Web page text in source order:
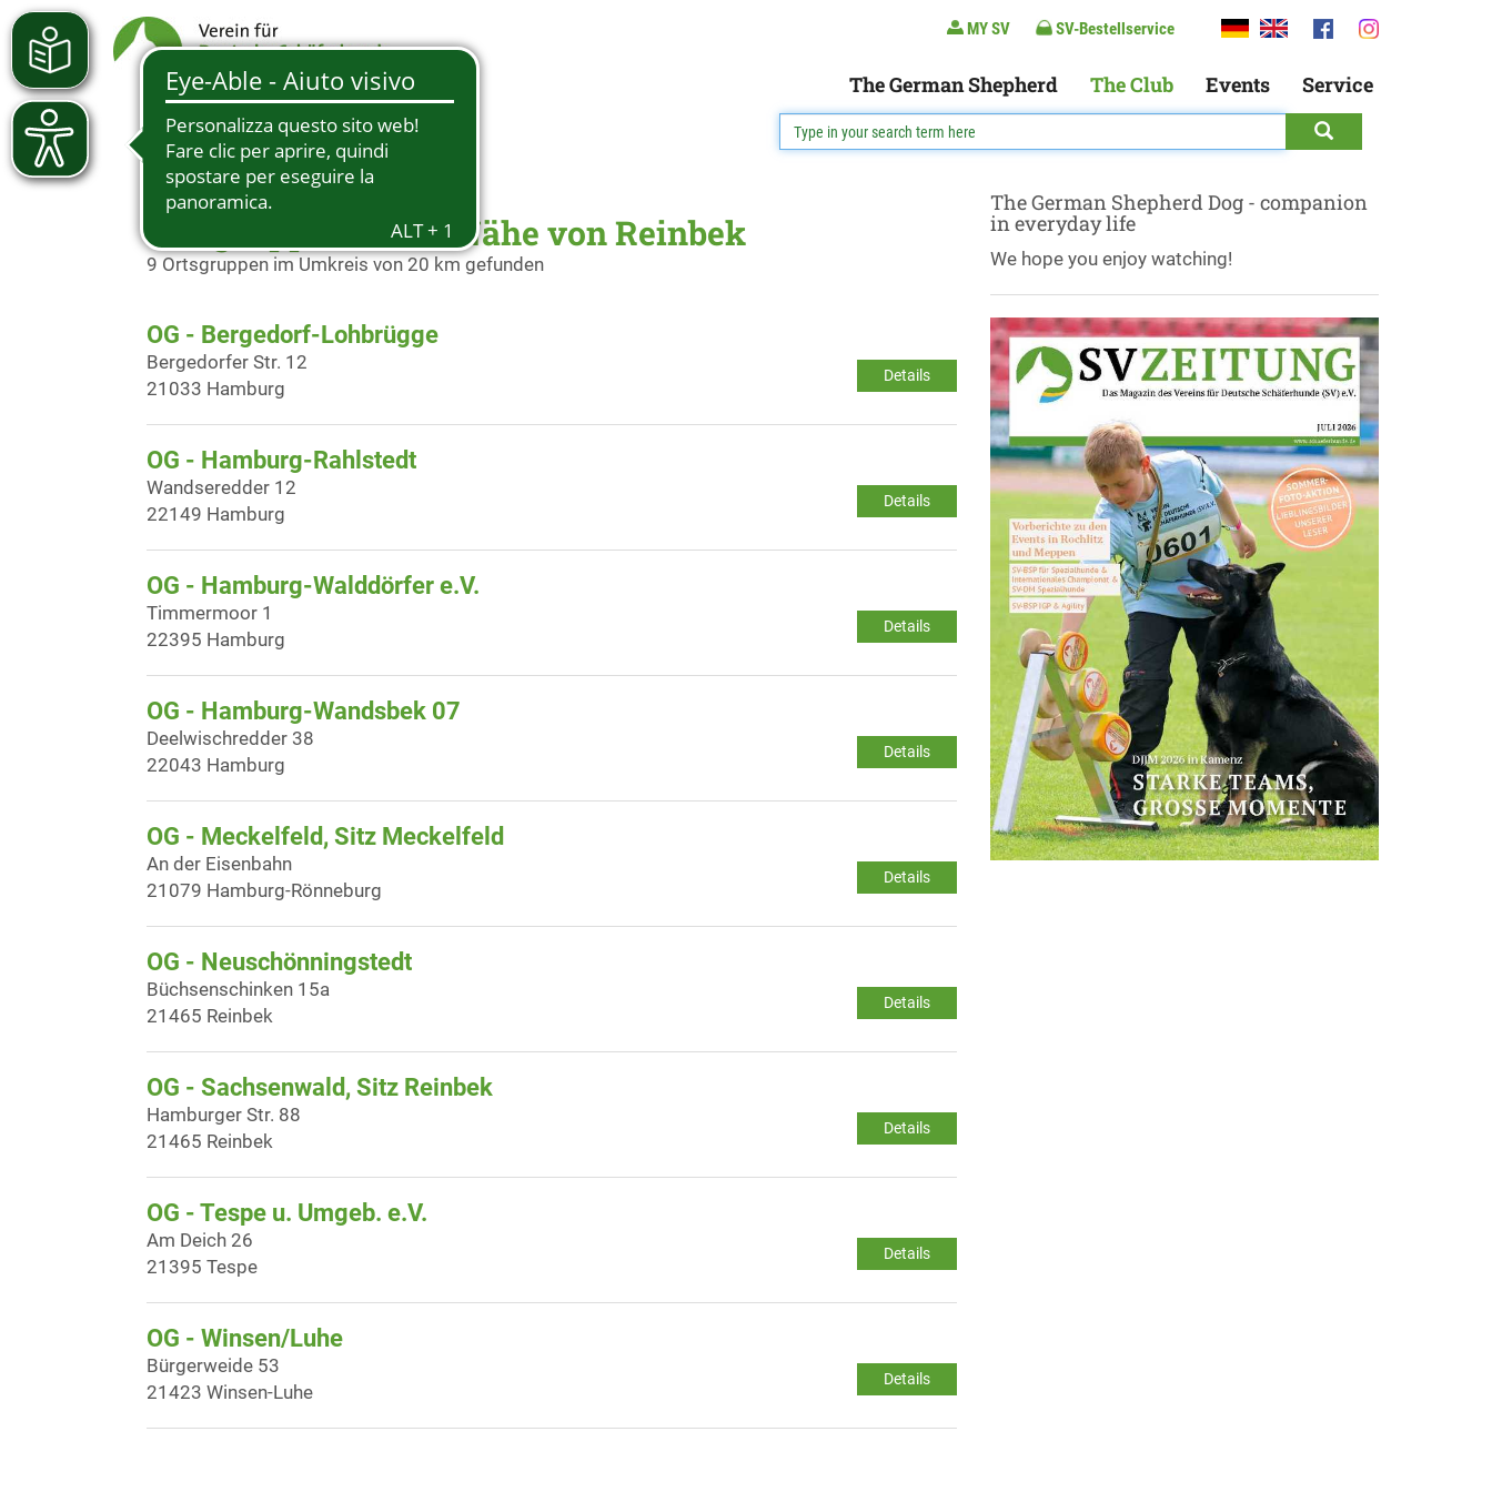
MY SV SV-Bestellservice
The German Shepherd The Club Events Service
Ortsgruppen in der Nähe von Reinbek
9 Ortsgruppen im Umkreis von 20 km gefunden
OG - Bergedorf-Lohbrügge
Details
Bergedorfer Str. 12
21033 Hamburg
OG - Hamburg-Rahlstedt
Details
Wandseredder 12
22149 Hamburg
OG - Hamburg-Walddörfer e.V.
Details
Timmermoor 1
22395 Hamburg
OG - Hamburg-Wandsbek 07
Details
Deelwischredder 38
22043 Hamburg
OG - Meckelfeld, Sitz Meckelfeld
Details
An der Eisenbahn
21079 Hamburg-Rönneburg
OG - Neuschönningstedt
Details
Büchsenschinken 15a
21465 Reinbek
OG - Sachsenwald, Sitz Reinbek
Details
Hamburger Str. 88
21465 Reinbek
OG - Tespe u. Umgeb. e.V.
Details
Am Deich 26
21395 Tespe
OG - Winsen/Luhe
Details
Bürgerweide 53
21423 Winsen-Luhe
The German Shepherd Dog - companion
in everyday life
We hope you enjoy watching!